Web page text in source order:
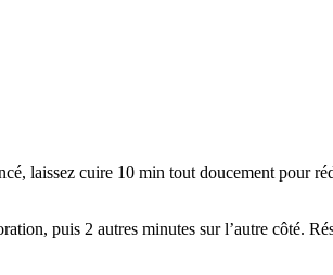
laissez cuire 10 min tout doucement pour
puis 2 autres minutes sur l’autre côté.